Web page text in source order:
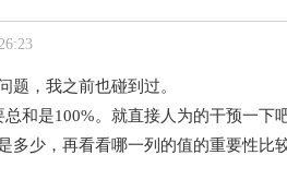
题，我之前也碰到过。
和是100%。就直接人为的干预一下吧
多少，再看看哪一列的值的重要性比